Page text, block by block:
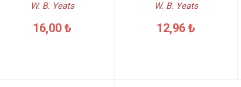
W. B. Yeats
16,00 ₺
W. B. Yeats
12,96 ₺